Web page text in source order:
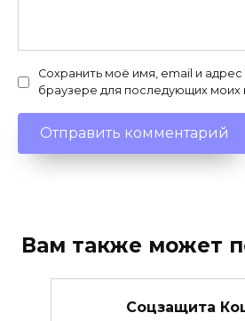
Сохранить моё имя, email и адрес
браузере для последующих моих
Вам также может
Соцзащита